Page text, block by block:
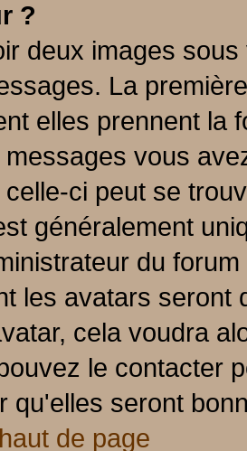
?
deux images
La
elles prennent la
vous
ci peut se
généralement
du
les avatars seront
cela voudra
le contacter
qu'elles seront
de page